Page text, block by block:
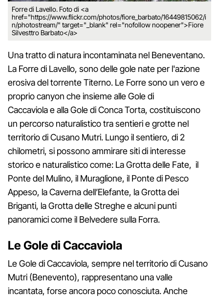
Forre di Lavello. Foto di <a
href="https://www.flickr.com/photos/fiore_barbato/16449815062/i
n/photostream/" target="_blank" rel="nofollow noopener">Fiore
Silvesttro Barbato</a>
Una tratto di natura incontaminata nel Beneventano.
La Forre di Lavello, sono delle gole nate per l'azione
erosiva del torrente Titerno. Le Forre sono un vero e
proprio canyon che insieme alle Gole di
Caccaviola e alla Gole di Conca Torta, costituiscono
un percorso naturalistico tra sentieri e grotte nel
territorio di Cusano Mutri. Lungo il sentiero, di 2
chilometri, si possono ammirare siti di interesse
storico e naturalistico come: La Grotta delle Fate, il
Ponte del Mulino, il Muraglione, il Ponte di Pesco
Appeso, la Caverna dell’Elefante, la Grotta dei
Briganti, la Grotta delle Streghe e alcuni punti
panoramici come il Belvedere sulla Forra.
Le Gole di Caccaviola
Le Gole di Caccaviola, sempre nel territorio di Cusano
Mutri (Benevento), rappresentano una valle
incantata, forse ancora poco conosciuta. Anche